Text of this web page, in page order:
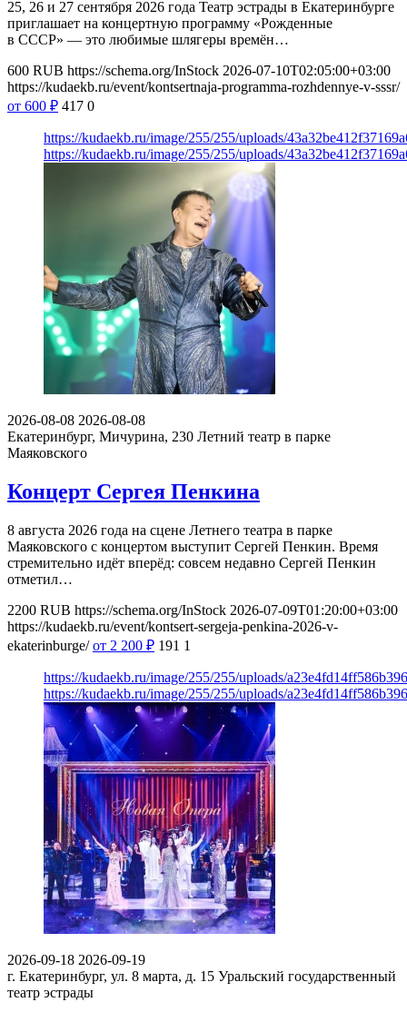
25, 26 и 27 сентября 2026 года Театр эстрады в Екатеринбурге
приглашает на концертную программу «Рожденные
в СССР» — это любимые шлягеры времён…
600 RUB https://schema.org/InStock 2026-07-10T02:05:00+03:00
https://kudaekb.ru/event/kontsertnaja-programma-rozhdennye-v-sssr/
от 600 ₽ 417 0
https://kudaekb.ru/image/255/255/uploads/
https://kudaekb.ru/image/255/255/uploads/
2026-08-08 2026-08-08
Екатеринбург, Мичурина, 230 Летний театр в парке
Маяковского
Концерт Сергея Пенкина
8 августа 2026 года на сцене Летнего театра в парке
Маяковского с концертом выступит Сергей Пенкин. Время
стремительно идёт вперёд: совсем недавно Сергей Пенкин
отметил…
2200 RUB https://schema.org/InStock 2026-07-09T01:20:00+03:00
https://kudaekb.ru/event/kontsert-sergeja-penkina-2026-v-
ekaterinburge/ от 2 200 ₽ 191 1
https://kudaekb.ru/image/255/255/uploads/
https://kudaekb.ru/image/255/255/uploads/
2026-09-18 2026-09-19
г. Екатеринбург, ул. 8 марта, д. 15 Уральский государственный
театр эстрады